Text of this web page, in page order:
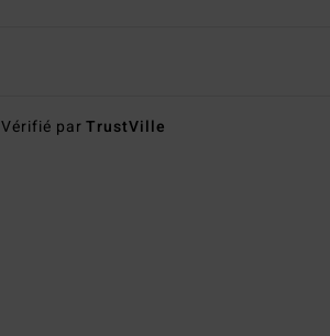
Vérifié parTrustVille